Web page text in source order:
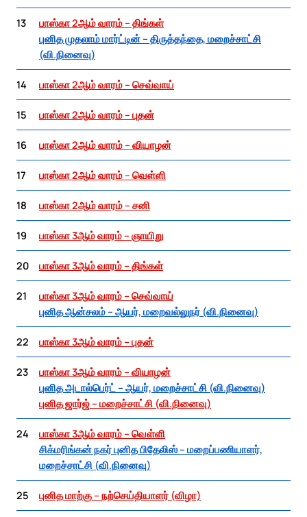
13
பாஸ்கா 2ஆம் வாரம் – திங்கள்
புனித முதலாம் மார்ட்டின் – திருத்தந்தை, மறைச்சாட்சி
(வி.நினைவு)
14 பாஸ்கா 2ஆம் வாரம் – செவ்வாய்
15 பாஸ்கா 2ஆம் வாரம் – புதன்
16 பாஸ்கா 2ஆம் வாரம் – வியாழன்
17 பாஸ்கா 2ஆம் வாரம் – வெள்ளி
18 பாஸ்கா 2ஆம் வாரம் – சனி
19 பாஸ்கா 3ஆம் வாரம் – ஞாயிறு
20 பாஸ்கா 3ஆம் வாரம் – திங்கள்
21
பாஸ்கா 3ஆம் வாரம் – செவ்வாய்
புனித ஆன்சலம் – ஆயர், மறைவல்லுநர் (வி.நினைவு)
22 பாஸ்கா 3ஆம் வாரம் – புதன்
23
பாஸ்கா 3ஆம் வாரம் – வியாழன்
புனித அடால்பெர்ட் – ஆயர், மறைச்சாட்சி (வி.நினைவு)
புனித ஜார்ஜ் – மறைச்சாட்சி (வி.நினைவு)
24
பாஸ்கா 3ஆம் வாரம் – வெள்ளி
சிக்மரிங்கன் நகர் புனித பிதேலிஸ் – மறைப்பணியாளர்,
மறைச்சாட்சி (வி.நினைவு)
25 புனித மாற்கு – நற்செய்தியாளர் (விழா)